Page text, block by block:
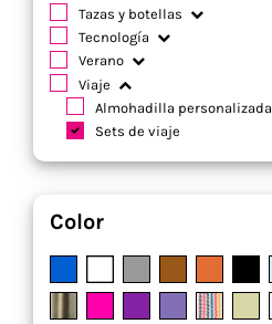
Tazas y botellas
Tecnología
Verano
Viaje
Almohadilla personalizada
Sets de viaje
Color